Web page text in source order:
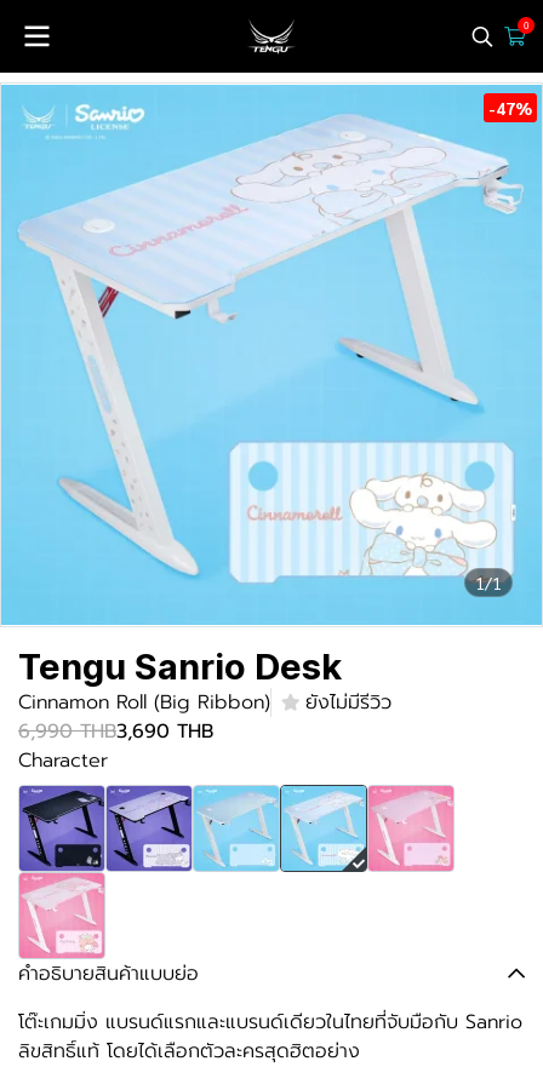
0
1/1
-47%
Tengu Sanrio Desk
Cinnamon Roll (Big Ribbon)
ยังไม่มีรีวิว
6,990 THB3,690 THB
Character
คำอธิบายสินค้าแบบย่อ
โต๊ะเกมมิ่ง แบรนด์แรกและแบรนด์เดียวในไทยที่จับมือกับ Sanrio
ลิขสิทธิ์แท้ โดยได้เลือกตัวละครสุดฮิตอย่าง